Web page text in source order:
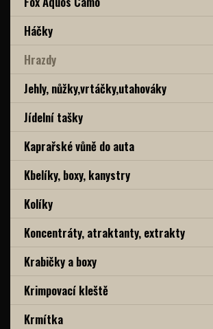
Háčky
Hrazdy
Jehly, nůžky,vrtáčky,utahováky
Jídelní tašky
Kaprařské vůně do auta
Kbelíky, boxy, kanystry
Kolíky
Koncentráty, atraktanty, extrakty
Krabičky a boxy
Krimpovací kleště
Krmítka